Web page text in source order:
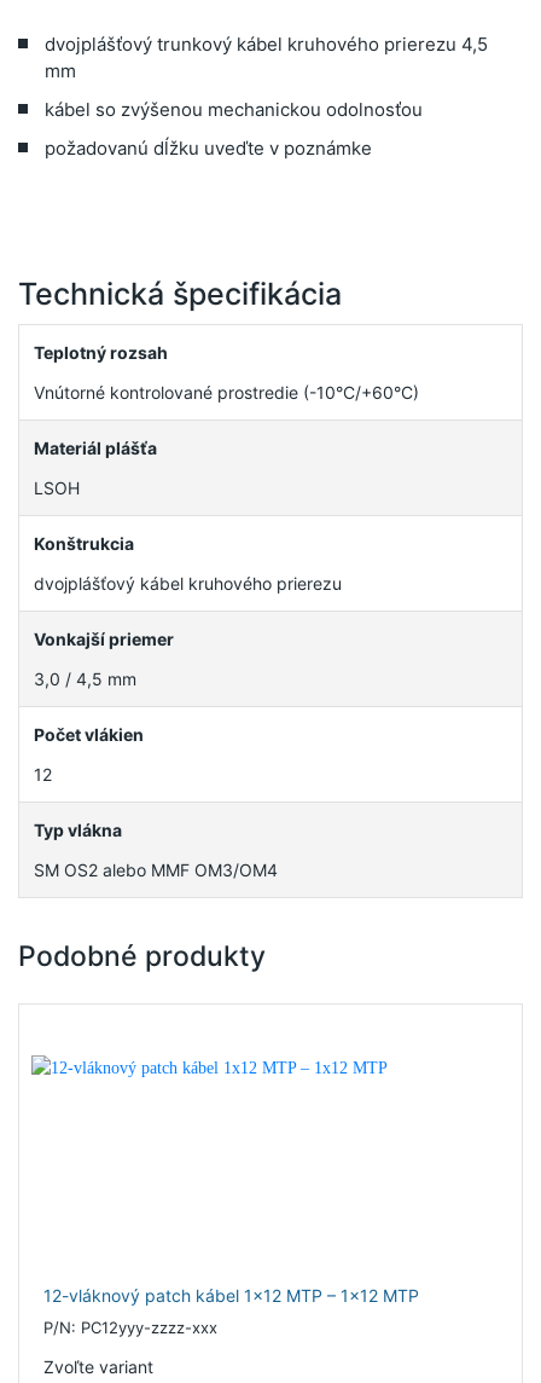
dvojplášťový trunkový kábel kruhového prierezu 4,5
mm
kábel so zvýšenou mechanickou odolnosťou
požadovanú dĺžku uveďte v poznámke
Technická špecifikácia
Teplotný rozsah
Vnútorné kontrolované prostredie (-10°C/+60°C)
Materiál plášťa
LSOH
Konštrukcia
dvojplášťový kábel kruhového prierezu
Vonkajší priemer
3,0 / 4,5 mm
Počet vlákien
12
Typ vlákna
SM OS2 alebo MMF OM3/OM4
Podobné produkty
12-vláknový patch kábel 1x12 MTP – 1x12 MTP
P/N: PC12yyy-zzzz-xxx
Zvoľte variant